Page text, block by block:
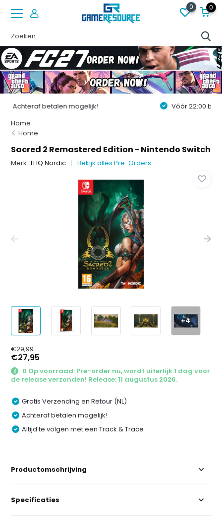
0 0
Vóór 22:00 besteld op werkdagen, volgende dag in huis!
Home
Home
Sacred 2 Remastered Edition - Nintendo Switch
Merk:THQ Nordic Bekijk alles Pre-Orders
+4
€29,99
€27,95
0 Op voorraad: Pre-order nu, wordt uiterlijk 1 dag voor
de release verzonden! Release: 11 augustus 2026.
Gratis Verzending en Retour (NL)
Achteraf betalen mogelijk!
Altijd te volgen met een Track & Trace
Productomschrijving
Specificaties